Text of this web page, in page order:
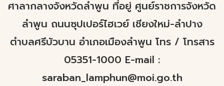
ศาลากลางจังหวัดลำพูน ที่อยู่ ศูนย์ราชการจังหวัด
ลำพูน ถนนซุปเปอร์ไฮเวย์ เชียงใหม่-ลำปาง
ตำบลศรีบัวบาน อำเภอเมืองลำพูน โทร / โทรสาร
05351-1000 E-mail :
saraban_lamphun@moi.go.th